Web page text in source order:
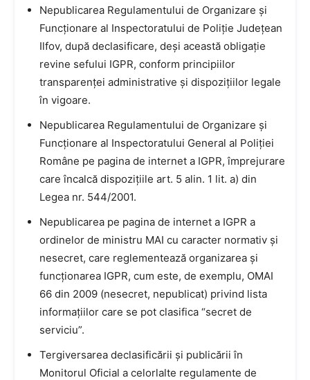
Nepublicarea Regulamentului de Organizare și
Funcționare al Inspectoratului de Poliție Județean
Ilfov, după declasificare, deși această obligație
revine sefului IGPR, conform principiilor
transparenței administrative și dispozițiilor legale
în vigoare.
Nepublicarea Regulamentului de Organizare și
Funcționare al Inspectoratului General al Poliției
Române pe pagina de internet a IGPR, împrejurare
care încalcă dispozițiile art. 5 alin. 1 lit. a) din
Legea nr. 544/2001.
Nepublicarea pe pagina de internet a IGPR a
ordinelor de ministru MAI cu caracter normativ și
nesecret, care reglementează organizarea și
funcționarea IGPR, cum este, de exemplu, OMAI
66 din 2009 (nesecret, nepublicat) privind lista
informațiilor care se pot clasifica “secret de
serviciu”.
Tergiversarea declasificării și publicării în
Monitorul Oficial a celorlalte regulamente de